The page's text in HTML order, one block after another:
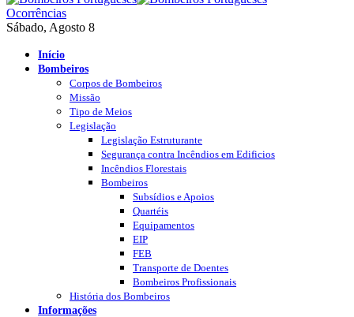
Ocorrências
Sábado, Agosto 8
Início
Bombeiros
Corpos de Bombeiros
Missão
Tipo de Meios
Legislação
Legislação Estruturante
Segurança contra Incêndios em Edificios
Incêndios Florestais
Bombeiros
Subsídios e Apoios
Quartéis
Equipamentos
EIP
FEB
Transporte de Doentes
Bombeiros Profissionais
História dos Bombeiros
Informações